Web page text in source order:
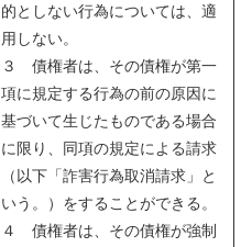
的としない行為については、適
用しない。
３ 債権者は、その債権が第一
項に規定する行為の前の原因に
基づいて生じたものである場合
に限り、同項の規定による請求
（以下「詐害行為取消請求」と
いう。）をすることができる。
４ 債権者は、その債権が強制